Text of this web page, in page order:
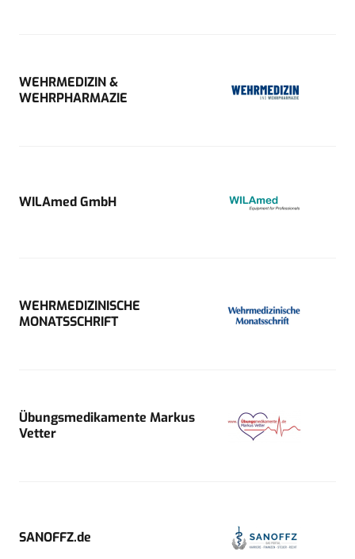
WEHRMEDIZIN &
WEHRPHARMAZIE
WILAmed GmbH
WEHRMEDIZINISCHE
MONATSSCHRIFT
Übungsmedikamente Markus
Vetter
SANOFFZ.de